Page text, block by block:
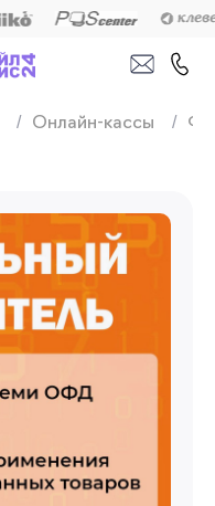
Продажа,
Онлайн-кассы